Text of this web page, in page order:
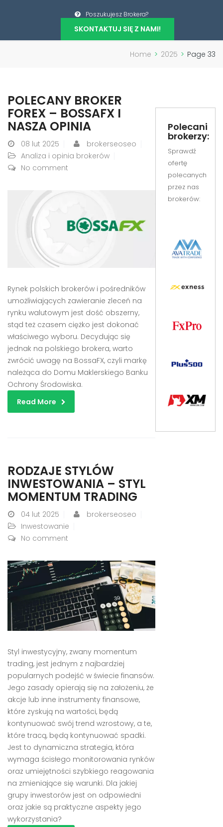
Poszukujesz Brokera?
SKONTAKTUJ SIĘ Z NAMI!
Home > 2025 > Page 33
POLECANY BROKER
FOREX – BOSSAFX I
NASZA OPINIA
08 lut 2025
brokerseoseo
Analiza i opinia brokerów
No comment
Rynek polskich brokerów i pośredników
umożliwiających zawieranie zleceń na
rynku walutowym jest dość obszerny,
stąd też czasem ciężko jest dokonać
właściwego wyboru. Decydując się
jednak na polskiego brokera, warto
zwrócić uwagę na BossaFX, czyli markę
należąca do Domu Maklerskiego Banku
Ochrony Środowiska.
Read More
RODZAJE STYLÓW
INWESTOWANIA – STYL
MOMENTUM TRADING
04 lut 2025
brokerseoseo
Inwestowanie
No comment
Styl inwestycyjny, zwany momentum
trading, jest jednym z najbardziej
popularnych podejść w świecie finansów.
Jego zasady opierają się na założeniu, że
akcje lub inne instrumenty finansowe,
które zyskują na wartości, będą
kontynuować swój trend wzrostowy, a te,
które tracą, będą kontynuować spadki.
Jest to dynamiczna strategia, która
wymaga ścisłego monitorowania rynków
oraz umiejętności szybkiego reagowania
na zmieniające się warunki. Dla jakiej
grupy inwestorów jest on odpowiedni
oraz jakie są praktyczne aspekty jego
wykorzystania?
Polecani
brokerzy:
Sprawdź
ofertę
polecanych
przez nas
brokerów: